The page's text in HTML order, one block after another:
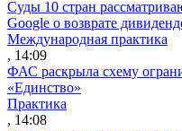
Суды 10 стран
Google о возврате
Международная практика
, 14:09
ФАС раскрыла схему
«Единство»
Практика
, 14:08